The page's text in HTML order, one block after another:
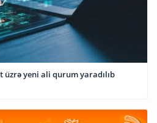
üzrə yeni ali qurum yaradılıb